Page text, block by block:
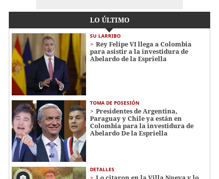
LO ÚLTIMO
SU LARRIBO
Rey Felipe VI llega a Colombia
para asistir a la investidura de
Abelardo de la Espriella
TOMA DE POSESIÓN
Presidentes de Argentina,
Paraguay y Chile ya están en
Colombia para la investidura de
Abelardo De la Espriella
DETALLES